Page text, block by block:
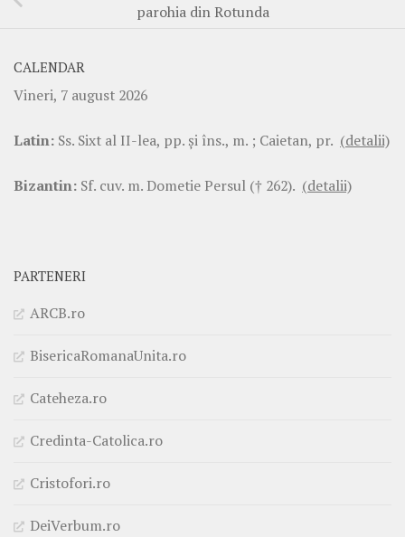
parohia din Rotunda
CALENDAR
Vineri, 7 august 2026
Latin: Ss. Sixt al II-lea, pp. şi îns., m. ; Caietan, pr. (detalii)
Bizantin: Sf. cuv. m. Dometie Persul († 262). (detalii)
PARTENERI
ARCB.ro
BisericaRomanaUnita.ro
Cateheza.ro
Credinta-Catolica.ro
Cristofori.ro
DeiVerbum.ro